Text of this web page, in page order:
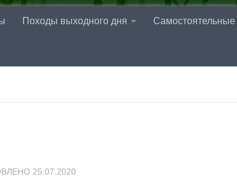
Походы выходного дня Самостоятельные
25.07.2020